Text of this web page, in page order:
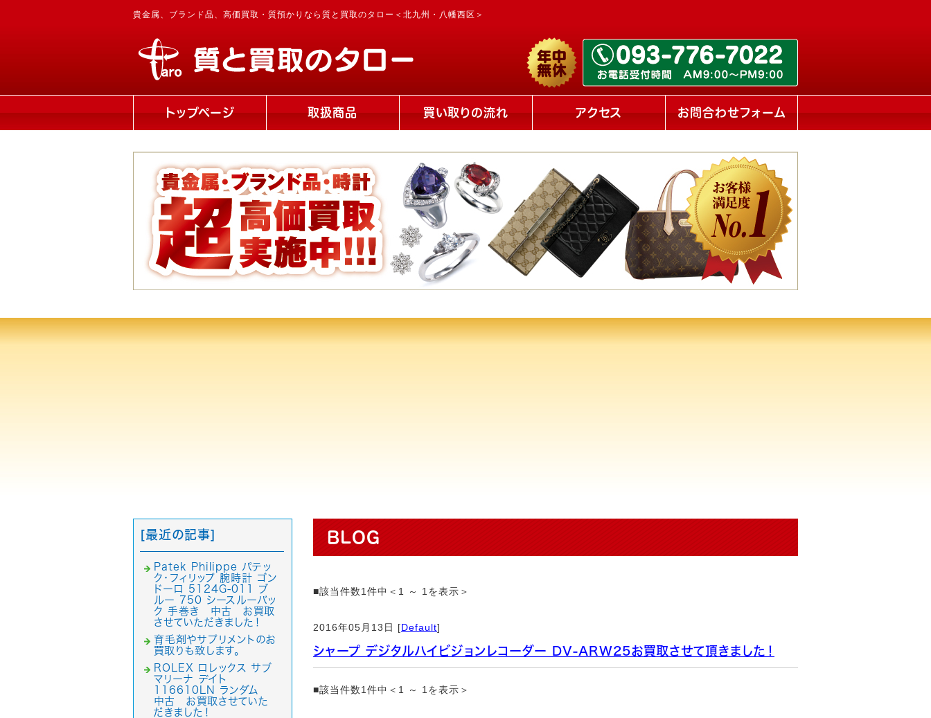
貴金属、ブランド品、高価買取・質預かりなら質と買取のタロー＜北九州・八幡西区＞
トップページ 取扱商品 買い取りの流れ アクセス お問合わせフォーム
BLOG
■該当件数1件中＜1 ～ 1を表示＞
2016年05月13日 [Default]
シャープ デジタルハイビジョンレコーダー DV-ARW25お買取させて頂きました！
■該当件数1件中＜1 ～ 1を表示＞
[最近の記事]
Patek Philippe パテッ
ク・フィリップ 腕時計 ゴン
ドーロ 5124G-011 ブ
ルー 750 シースルーバッ
ク 手巻き 中古 お買取
させていただきました！
育毛剤やサプリメントのお
買取りも致します。
ROLEX ロレックス サブ
マリーナ デイト
116610LN ランダム
中古 お買取させていた
だきました！